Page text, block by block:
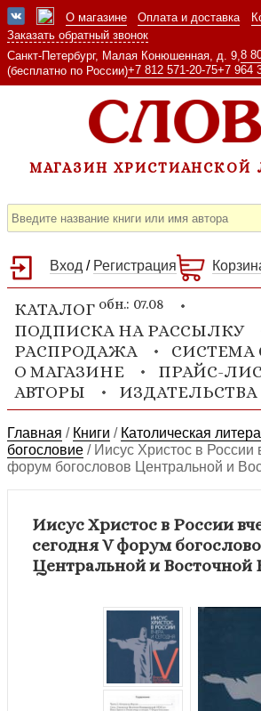
О магазине Оплата и доставка
Заказать обратный звонок
Санкт-Петербург, Малая Конюшенная, д. 9, 8
(бесплатно по России)+7 812 571-20-75+7 964
МАГАЗИН ХРИСТИАНСКОЙ
Вход / Регистрация
КАТАЛОГ обн.: 07.08
ПОДПИСКА НА РАССЫЛКУ
РАСПРОДАЖА
СИСТЕМА
О МАГАЗИНЕ
ПРАЙС-
АВТОРЫ
ИЗДАТЕЛЬСТВА
Главная / Книги / Католическая
богословие / Иисус Христос в России
форум богословов Центральной и
Иисус Христос в России
сегодня V форум
Центральной и Восточной